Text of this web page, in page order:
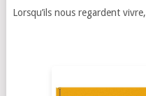
Lorsqu’ils nous regardent vivre,